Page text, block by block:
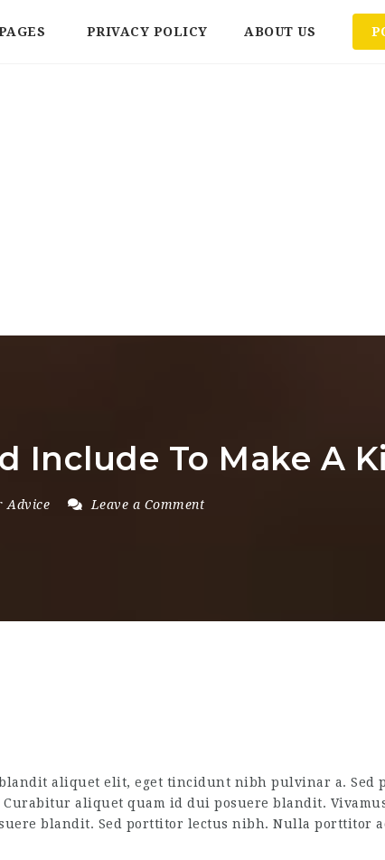
PRIVACY POLICY ABOUT US
Include To Make A
Advice Leave a Comment
aliquet elit, eget tincidunt nibh pulvinar a.
aliquet quam id dui posuere blandit.
blandit. Sed porttitor lectus nibh. Nulla porttitor